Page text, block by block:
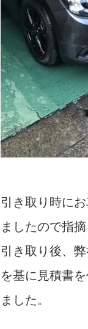
引き取り時に
ましたので指
引き取り後、
を基に見積書
ました。